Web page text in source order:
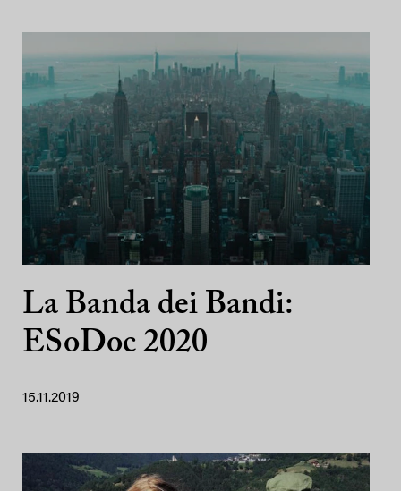
La Banda dei Bandi:
ESoDoc 2020
15.11.2019